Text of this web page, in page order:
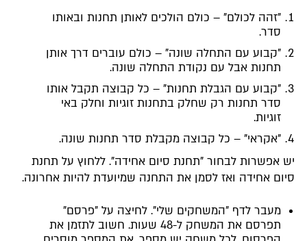
"זהה לכולם" – כולם הולכים לאותן תחנות ובאותו
סדר.
"קבוע עם התחלה שונה" – כולם עוברים דרך אותן
תחנות אבל עם נקודת התחלה שונה.
"קבוע עם הגבלת תחנות" – כל קבוצה תקבל אותו
סדר תחנות רק שחלק בתחנות זוגיות וחלק באי
זוגיות.
"אקראי" – כל קבוצה מקבלת סדר תחנות שונה.
יש אפשרות לבחור "תחנת סיום אחידה". ללחוץ על תחנת
סיום אחידה ואז לסמן את התחנה שמיועדת להיות אחרונה.
מעבר לדף "המשחקים שלי". לחיצה על "פרסם"
תפרסם את המשחק ל-48 שעות. חשוב לתזמן את